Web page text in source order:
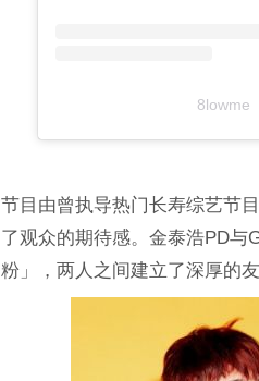
8lowme
节目由曾执导热门长寿综艺节
了观众的期待感。金泰浩PD与
粉」，两人之间建立了深厚的